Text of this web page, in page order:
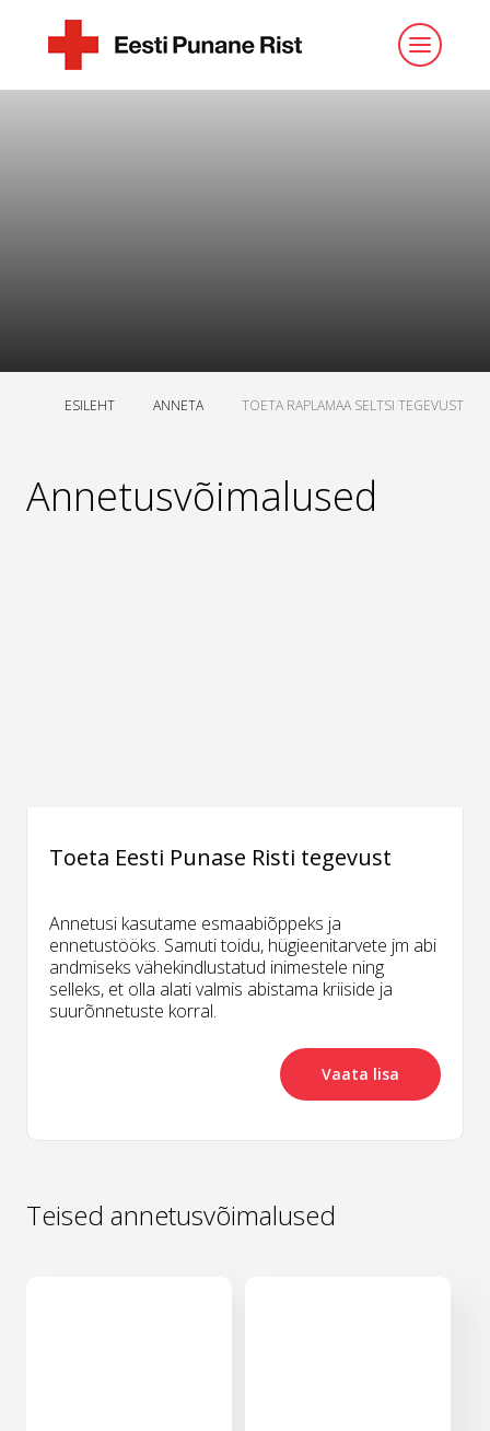
ESILEHT ANNETA TOETA RAPLAMAA SELTSI TEGEVUST
Annetusvõimalused
Toeta Eesti Punase Risti tegevust
Annetusi kasutame esmaabiõppeks ja
ennetustööks. Samuti toidu, hügieenitarvete jm abi
andmiseks vähekindlustatud inimestele ning
selleks, et olla alati valmis abistama kriiside ja
suurõnnetuste korral.
Vaata lisa
Teised annetusvõimalused